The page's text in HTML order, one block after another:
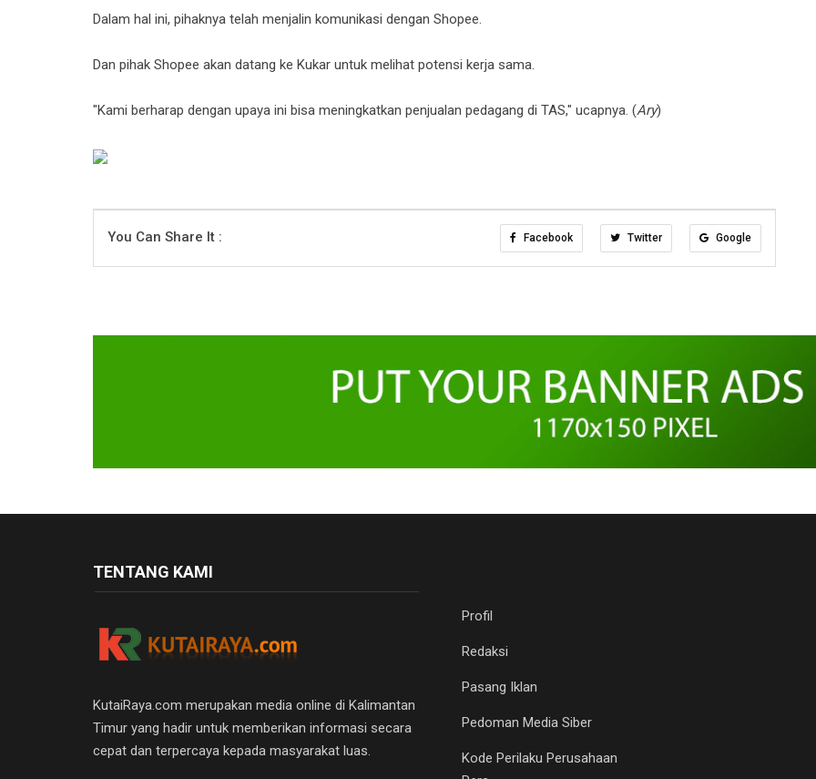
Dalam hal ini, pihaknya telah menjalin komunikasi dengan Shopee.
Dan pihak Shopee akan datang ke Kukar untuk melihat potensi kerja sama.
"Kami berharap dengan upaya ini bisa meningkatkan penjualan pedagang di TAS," ucapnya. (Ary)
You Can Share It : Facebook Twitter Google
TENTANG KAMI
KutaiRaya.com merupakan media online di Kalimantan
Timur yang hadir untuk memberikan informasi secara
cepat dan terpercaya kepada masyarakat luas.
Profil
Redaksi
Pasang Iklan
Pedoman Media Siber
Kode Perilaku Perusahaan